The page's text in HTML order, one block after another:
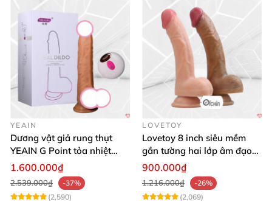
YEAIN
Dương vật giả rung thụt
YEAIN G Point tỏa nhiệt
điều khiển từ xa
1.600.000₫
2.539.000₫
-37%
(2,590)
LOVETOY
Lovetoy 8 inch siêu mềm
gắn tường hai lớp âm đạo
giả chuẩn y tế
900.000₫
1.216.000₫
-26%
(2,069)